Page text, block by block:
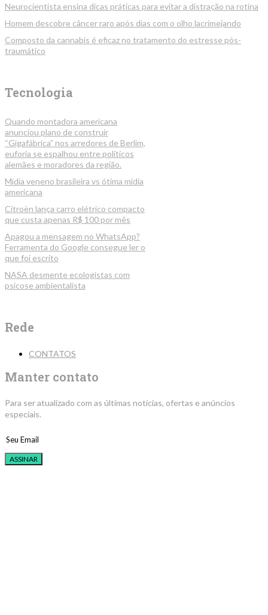
Neurocientista ensina dicas práticas para evitar a distração na rotina
Homem descobre câncer raro após dias com o olho lacrimejando
Composto da cannabis é eficaz no tratamento do estresse pós-
traumático
Tecnologia
Quando montadora americana
anunciou plano de construir
“Gigafábrica” nos arredores de Berlim,
euforia se espalhou entre políticos
alemães e moradores da região.
Mídia veneno brasileira vs ótima mídia
americana
Citroën lança carro elétrico compacto
que custa apenas R$ 100 por mês
Apagou a mensagem no WhatsApp?
Ferramenta do Google consegue ler o
que foi escrito
NASA desmente ecologistas com
psicose ambientalista
Rede
CONTATOS
Manter contato
Para ser atualizado com as últimas notícias, ofertas e anúncios
especiais.
ASSINAR